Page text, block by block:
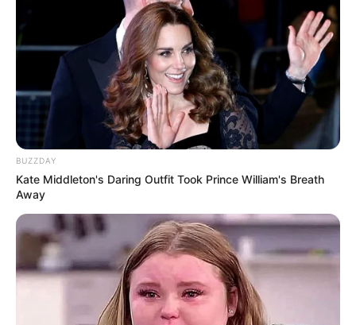
BUZZDAY
Kate Middleton's Daring Outfit Took Prince William's Breath
Away